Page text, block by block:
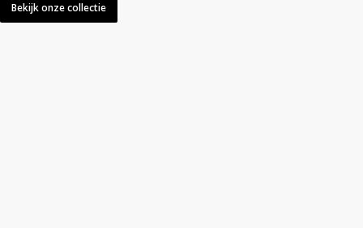
Bekijk onze collectie